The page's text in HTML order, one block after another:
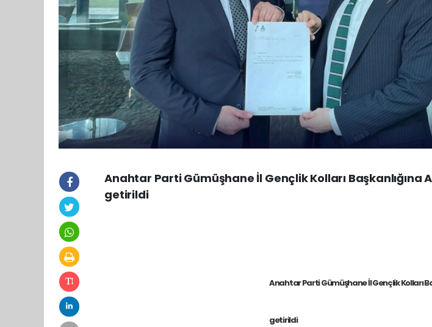
Anahtar Parti Gümüşhane İl Gençlik Kolları Başkanlığına
getirildi
Anahtar Parti Gümüşhane İl Gençlik Kolları
getirildi